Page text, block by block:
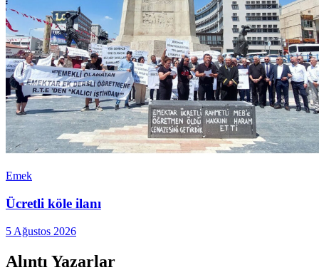
Emek
Ücretli köle ilanı
5 Ağustos 2026
Alıntı Yazarlar